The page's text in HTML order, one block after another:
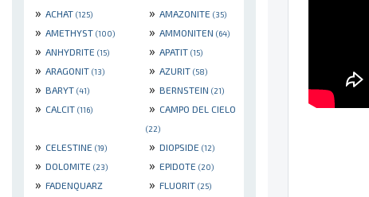
» ACHAT (125) » AMAZONITE (35)
» AMETHYST (100) » AMMONITEN (64)
» ANHYDRITE (15) » APATIT (15)
» ARAGONIT (13) » AZURIT (58)
» BARYT (41) » BERNSTEIN (21)
» CALCIT (116) » CAMPO DEL CIELO
(22)
» CELESTINE (19) » DIOPSIDE (12)
» DOLOMITE (23) » EPIDOTE (20)
» FADENQUARZ » FLUORIT (25)